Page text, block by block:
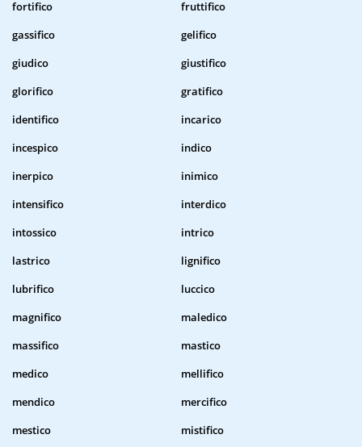
fortifico
fruttifico
gassifico
gelifico
giudico
giustifico
glorifico
gratifico
identifico
incarico
incespico
indico
inerpico
inimico
intensifico
interdico
intossico
intrico
lastrico
lignifico
lubrifico
luccico
magnifico
maledico
massifico
mastico
medico
mellifico
mendico
mercifico
mestico
mistifico